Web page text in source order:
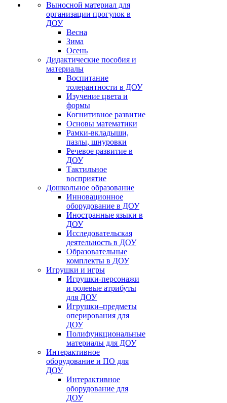
Выносной материал для
организации прогулок в
ДОУ
Весна
Зима
Осень
Дидактические пособия и
материалы
Воспитание
толерантности в ДОУ
Изучение цвета и
формы
Когнитивное развитие
Основы математики
Рамки-вкладыши,
пазлы, шнуровки
Речевое развитие в
ДОУ
Тактильное
восприятие
Дошкольное образование
Инновационное
оборудование в ДОУ
Иностранные языки в
ДОУ
Исследовательская
деятельность в ДОУ
Образовательные
комплекты в ДОУ
Игрушки и игры
Игрушки-персонажи
и ролевые атрибуты
для ДОУ
Игрушки–предметы
оперирования для
ДОУ
Полифункциональные
материалы для ДОУ
Интерактивное
оборудование и ПО для
ДОУ
Интерактивное
оборудование для
ДОУ